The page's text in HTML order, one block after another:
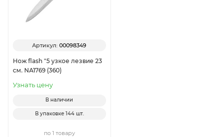
Артикул:00098349
Нож flash "5 узкое лезвие 23
см. NA1769 (360)
Узнать цену
В наличии
В упаковке 144 шт.
по 1 товару